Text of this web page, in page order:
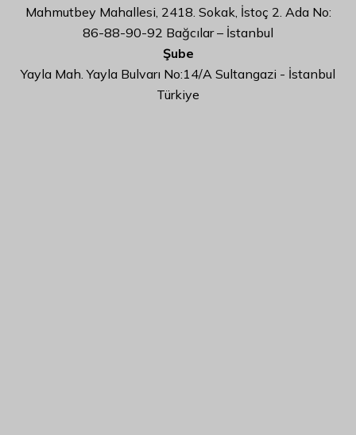
Mahmutbey Mahallesi, 2418. Sokak, İstoç 2. Ada No:
86-88-90-92 Bağcılar – İstanbul
Şube
Yayla Mah. Yayla Bulvarı No:14/A Sultangazi - İstanbul
Türkiye